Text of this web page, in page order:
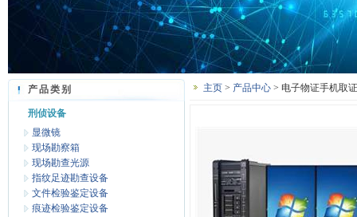
产品类别
刑侦设备
显微镜
现场勘察箱
现场勘查光源
指纹足迹勘查设备
文件检验鉴定设备
痕迹检验鉴定设备
主页 > 产品中心 > 电子物证手机取